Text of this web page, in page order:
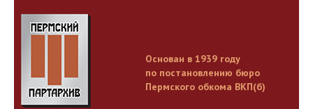
Основан в 1939 году
по постановлению бюро
Пермского обкома ВКП(б)